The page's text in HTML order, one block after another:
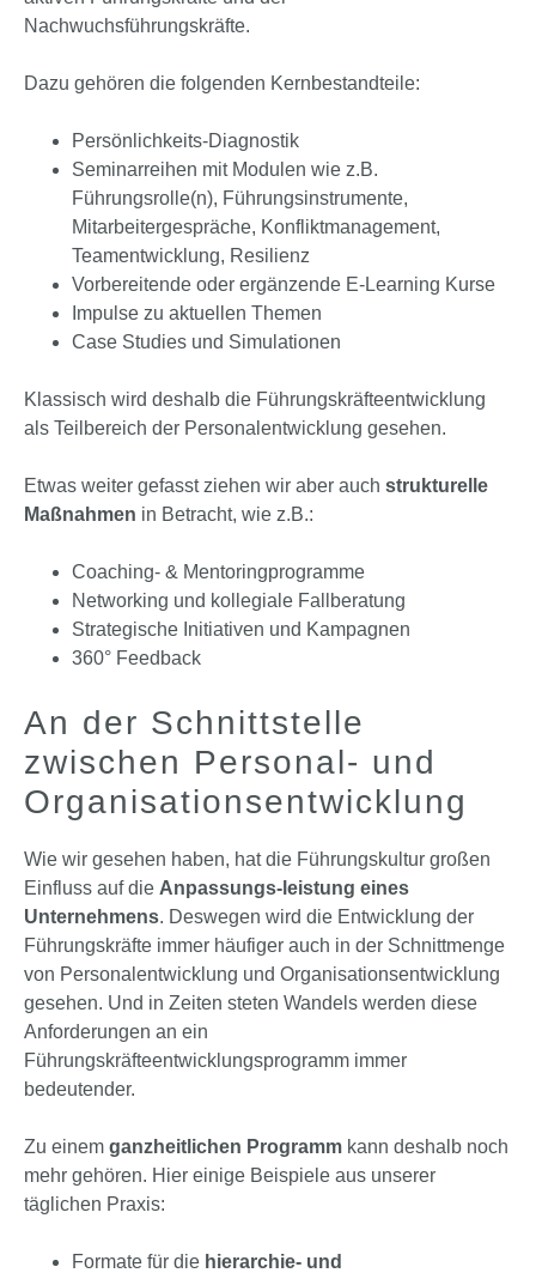
Nachwuchsführungskräfte.
Dazu gehören die folgenden Kernbestandteile:
Persönlichkeits-Diagnostik
Seminarreihen mit Modulen wie z.B.
Führungsrolle(n), Führungsinstrumente,
Mitarbeitergespräche, Konfliktmanagement,
Teamentwicklung, Resilienz
Vorbereitende oder ergänzende E-Learning Kurse
Impulse zu aktuellen Themen
Case Studies und Simulationen
Klassisch wird deshalb die Führungskräfteentwicklung
als Teilbereich der Personalentwicklung gesehen.
Etwas weiter gefasst ziehen wir aber auch strukturelle
Maßnahmen in Betracht, wie z.B.:
Coaching- & Mentoringprogramme
Networking und kollegiale Fallberatung
Strategische Initiativen und Kampagnen
360° Feedback
An der Schnittstelle
zwischen Personal- und
Organisations­entwicklung
Wie wir gesehen haben, hat die Führungskultur großen
Einfluss auf die Anpassungs-leistung eines
Unternehmens. Deswegen wird die Entwicklung der
Führungskräfte immer häufiger auch in der Schnittmenge
von Personalentwicklung und Organisationsentwicklung
gesehen. Und in Zeiten steten Wandels werden diese
Anforderungen an ein
Führungskräfteentwicklungsprogramm immer
bedeutender.
Zu einem ganzheitlichen Programm kann deshalb noch
mehr gehören. Hier einige Beispiele aus unserer
täglichen Praxis:
Formate für die hierarchie- und